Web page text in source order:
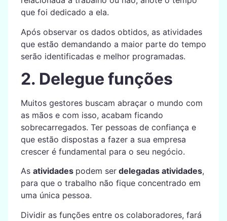
que foi dedicado a ela.
Após observar os dados obtidos, as atividades
que estão demandando a maior parte do tempo
serão identificadas e melhor programadas.
2. Delegue funções
Muitos gestores buscam abraçar o mundo com
as mãos e com isso, acabam ficando
sobrecarregados. Ter pessoas de confiança e
que estão dispostas a fazer a sua empresa
crescer é fundamental para o seu negócio.
As atividades podem serdelegadas atividades,
para que o trabalho não fique concentrado em
uma única pessoa.
Dividir as funções entre os colaboradores, fará